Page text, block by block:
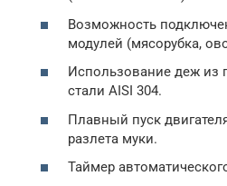
Возможность
модулей (мясорубка,
Использование деж
стали AISI 304.
Плавный пуск
разлета муки.
Таймер